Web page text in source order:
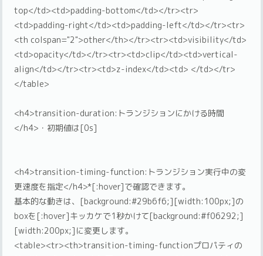
top</td><td>padding-bottom</td></tr><tr>
<td>padding-right</td><td>padding-left</td></tr><tr>
<th colspan="2">other</th></tr><tr><td>visibility</td>
<td>opacity</td></tr><tr><td>clip</td><td>vertical-
align</td></tr><tr><td>z-index</td><td> </td></tr>
</table>
<h4>transition-duration:トランジションにかける時間
</h4>・初期値は[0s]
<h4>transition-timing-function:トランジション実行中の変
更速度を指定</h4>*[:hover]で確認できます。
基本的な動きは、[background:#29b6f6;][width:100px;]の
boxを[:hover]キッカケで1秒かけて[background:#f06292;]
[width:200px;]に変更します。
<table><tr><th>transition-timing-functionプロパティの